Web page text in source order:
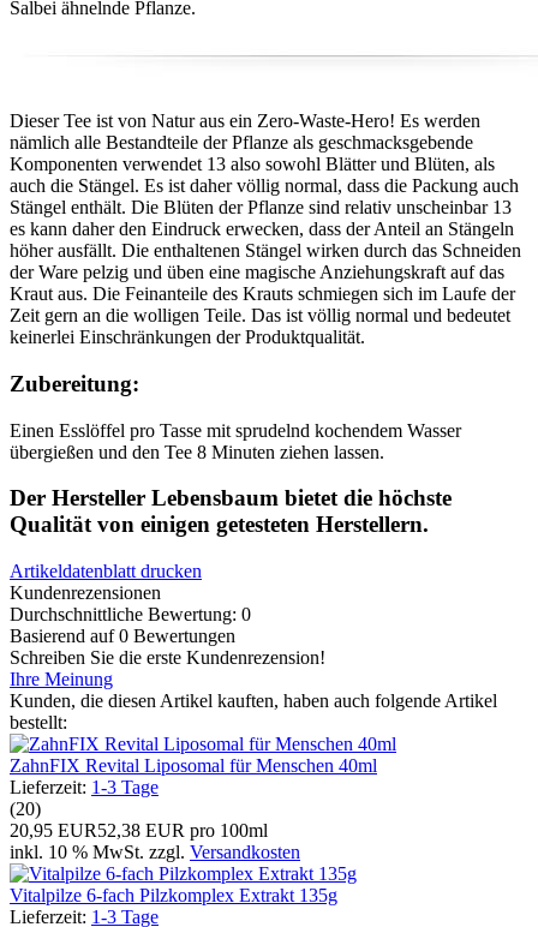
Salbei ähnelnde Pflanze.
Dieser Tee ist von Natur aus ein Zero-Waste-Hero! Es werden
nämlich alle Bestandteile der Pflanze als geschmacksgebende
Komponenten verwendet 13 also sowohl Blätter und Blüten, als
auch die Stängel. Es ist daher völlig normal, dass die Packung auch
Stängel enthält. Die Blüten der Pflanze sind relativ unscheinbar 13
es kann daher den Eindruck erwecken, dass der Anteil an Stängeln
höher ausfällt. Die enthaltenen Stängel wirken durch das Schneiden
der Ware pelzig und üben eine magische Anziehungskraft auf das
Kraut aus. Die Feinanteile des Krauts schmiegen sich im Laufe der
Zeit gern an die wolligen Teile. Das ist völlig normal und bedeutet
keinerlei Einschränkungen der Produktqualität.
Zubereitung:
Einen Esslöffel pro Tasse mit sprudelnd kochendem Wasser
übergießen und den Tee 8 Minuten ziehen lassen.
Der Hersteller Lebensbaum bietet die höchste
Qualität von einigen getesteten Herstellern.
Artikeldatenblatt drucken
Kundenrezensionen
Durchschnittliche Bewertung: 0
Basierend auf 0 Bewertungen
Schreiben Sie die erste Kundenrezension!
Ihre Meinung
Kunden, die diesen Artikel kauften, haben auch folgende Artikel
bestellt:
ZahnFIX Revital Liposomal für Menschen 40ml
Lieferzeit: 1-3 Tage
(20)
20,95 EUR52,38 EUR pro 100ml
inkl. 10 % MwSt. zzgl. Versandkosten
Vitalpilze 6-fach Pilzkomplex Extrakt 135g
Lieferzeit: 1-3 Tage